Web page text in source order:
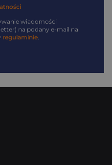
wiadomości
na podany e-mail na
regulaminie.